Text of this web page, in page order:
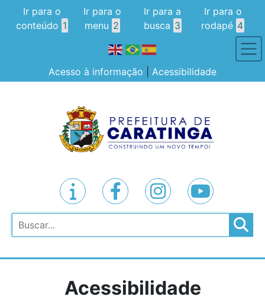
Ir para o
conteúdo 1
Ir para o
menu 2
Ir para a
busca 3
Ir para o
rodapé 4
Acesso à informação Acessibilidade
Pesquisar
Acessibilidade